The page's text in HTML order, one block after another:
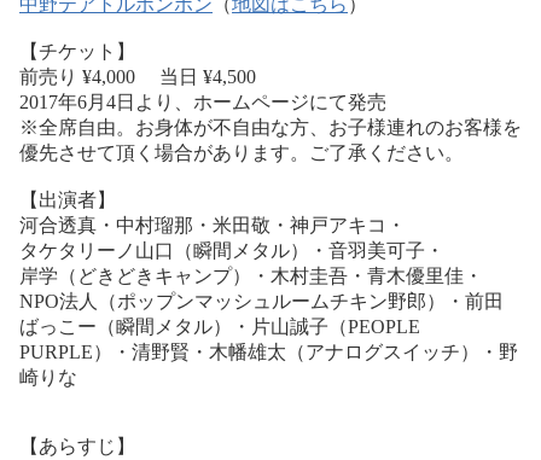
中野テアトルボンボン （地図はこちら ）
【チケット】
前売り ¥4,000 当日 ¥4,500
2017年6月 4日より、ホームページにて発売
※全席自由。お身体が不自由な方、お子様連れのお客様を
優先させて頂く場合があります。ご了承ください。
【出演者】
河合透真・中村瑠那・米田敬・神戸アキコ・
タケタリーノ山口（瞬間メタル）・音羽美可子・
岸学（どきどきキャンプ）・木村圭吾・青木優里佳・
NPO法人（ポップンマッシュルームチキン野郎）・ 前田
ばっこー（瞬間メタル）・片山誠子（PEOPLE
PURPLE）・ 清野賢・木幡雄太（アナログスイッチ）・野
崎りな
【あらすじ】